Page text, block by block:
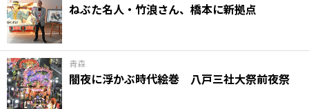
ねぶた名人・竹浪さん、橋本に新拠点
青森
闇夜に浮かぶ時代絵巻 八戸三社大祭前夜祭